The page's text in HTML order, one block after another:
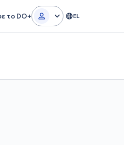
το DO+ EL